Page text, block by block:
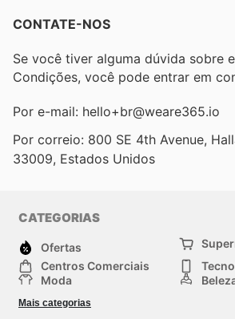
CONTATE-NOS
Se você tiver alguma dúvida sobre
Condições, você pode entrar em
Por e-mail: hello+br@weare365.io
Por correio: 800 SE 4th Avenue,
33009, Estados Unidos
CATEGORIAS
Ofertas
Centros Comerciais
Moda
Construção e jardinagem
Mais categorias